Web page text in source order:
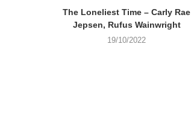
The Loneliest Time – Carly Rae
Jepsen, Rufus Wainwright
19/10/2022